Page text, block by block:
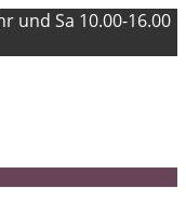
und Sa 10.00-16.00